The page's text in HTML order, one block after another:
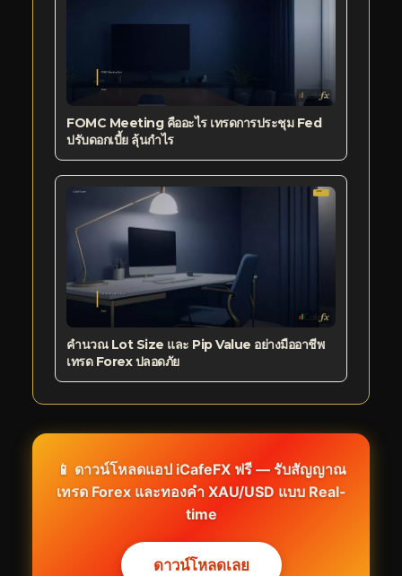
FOMC Meeting คืออะไร เทรดการประชุม Fed
ปรับดอกเบี้ย ลุ้นกำไร
คำนวณ Lot Size และ Pip Value อย่างมืออาชีพ
เทรด Forex ปลอดภัย
📱 ดาวน์โหลดแอป iCafeFX ฟรี — รับสัญญาณ
เทรด Forex และทองคำ XAU/USD แบบ Real-
time
ดาวน์โหลดเลย